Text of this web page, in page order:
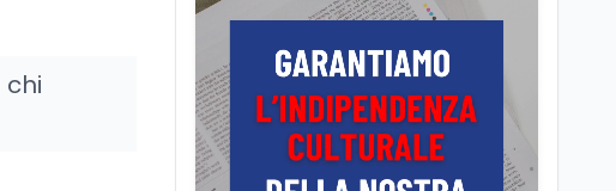
chi
reattori spenti
roccia
Scuola6 ago
ATA: la matematica
degli arretrati fino a